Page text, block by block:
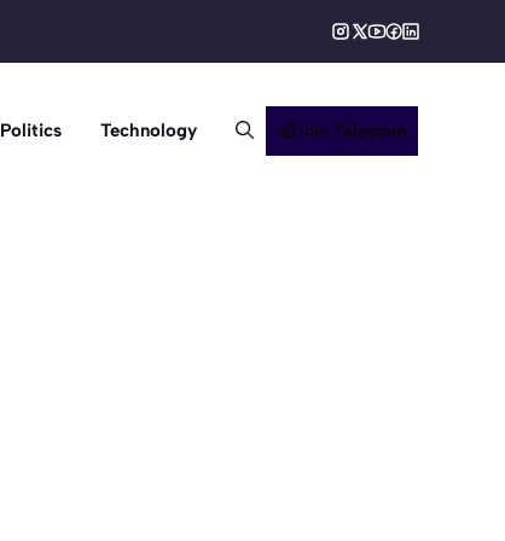
Politics Technology Join Telegram